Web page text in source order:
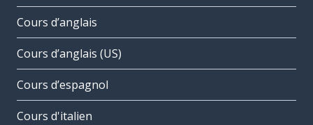
Cours d’anglais
Cours d’anglais (US)
Cours d’espagnol
Cours d'italien